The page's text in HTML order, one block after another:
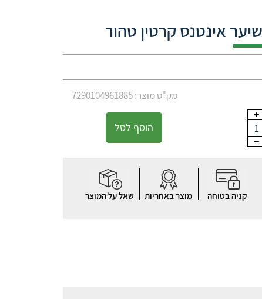
אינטנס קרטין טהור
מק"ט מוצר: 7290104961885
1 הוסף לסל
קניה בטוחה מוצר באחריות שאל על המוצר